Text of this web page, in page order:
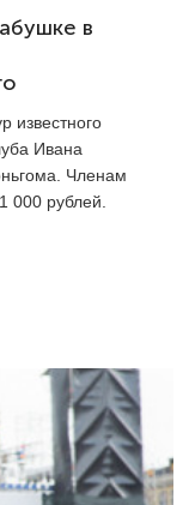
в
известного
Ивана
Членам
000 рублей.